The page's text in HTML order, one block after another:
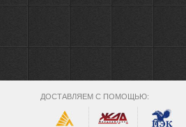
ДОСТАВЛЯЕМ С ПОМОЩЬЮ: